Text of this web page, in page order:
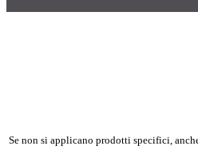
Se non si applicano prodotti specifici,